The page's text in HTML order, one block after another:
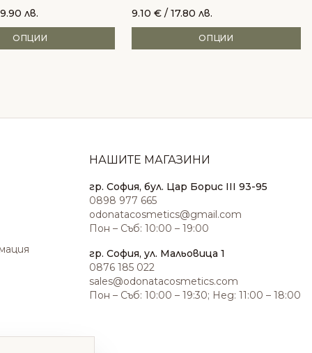
лв.
ОПЦИИ
9.10 €/ 17.80 лв.
ОПЦИИ
НАШИТЕ МАГАЗИНИ
гр. София, бул. Цар Борис III 93-95
0898 977 665
odonatacosmetics@gmail.com
Пон – Съб: 10:00 – 19:00
гр. София, ул. Мальовица 1
0876 185 022
sales@odonatacosmetics.com
Пон – Съб: 10:00 – 19:30; Нед: 11:00 – 18:00